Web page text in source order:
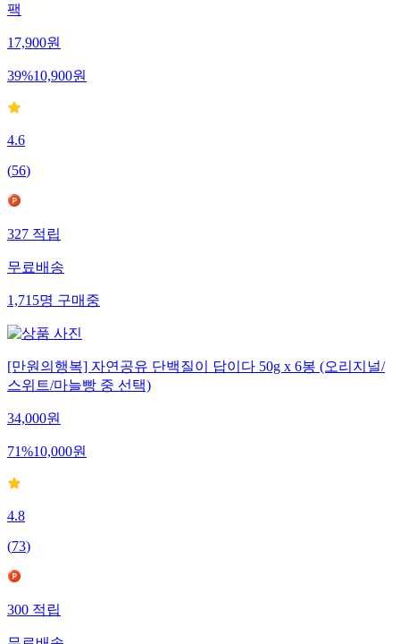
팩
17,900원
39%10,900원
4.6
(56)
327 적립
무료배송
1,715명 구매중
[만원의행복] 자연공유 단백질이 답이다 50g x 6봉 (오리지널/
스위트/마늘빵 중 선택)
34,000원
71%10,000원
4.8
(73)
300 적립